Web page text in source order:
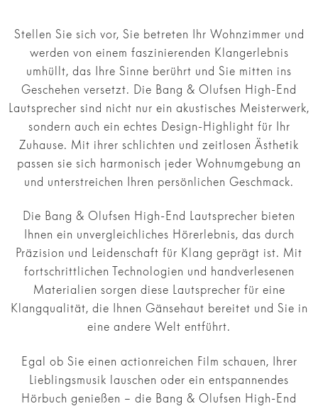
Stellen Sie sich vor, Sie betreten Ihr Wohnzimmer und
werden von einem faszinierenden Klangerlebnis
umhüllt, das Ihre Sinne berührt und Sie mitten ins
Geschehen versetzt. Die Bang & Olufsen High-End
Lautsprecher sind nicht nur ein akustisches Meisterwerk,
sondern auch ein echtes Design-Highlight für Ihr
Zuhause. Mit ihrer schlichten und zeitlosen Ästhetik
passen sie sich harmonisch jeder Wohnumgebung an
und unterstreichen Ihren persönlichen Geschmack.
Die Bang & Olufsen High-End Lautsprecher bieten
Ihnen ein unvergleichliches Hörerlebnis, das durch
Präzision und Leidenschaft für Klang geprägt ist. Mit
fortschrittlichen Technologien und handverlesenen
Materialien sorgen diese Lautsprecher für eine
Klangqualität, die Ihnen Gänsehaut bereitet und Sie in
eine andere Welt entführt.
Egal ob Sie einen actionreichen Film schauen, Ihrer
Lieblingsmusik lauschen oder ein entspannendes
Hörbuch genießen – die Bang & Olufsen High-End